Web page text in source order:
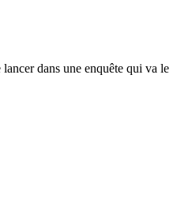
dans une enquête qui va le